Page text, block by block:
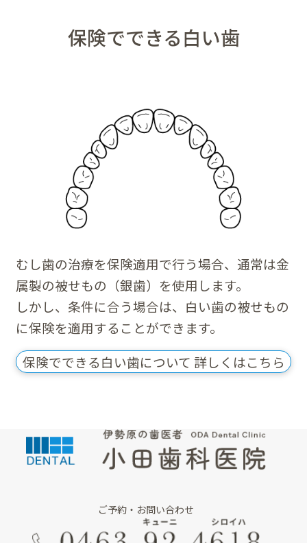
保険でできる白い歯
むし歯の治療を保険適用で行う場合、通常は金
属製の被せもの（銀歯）を使用します。
しかし、条件に合う場合は、白い歯の被せもの
に保険を適用することができます。
保険でできる白い歯について 詳しくはこちら
ご予約・お問い合わせ